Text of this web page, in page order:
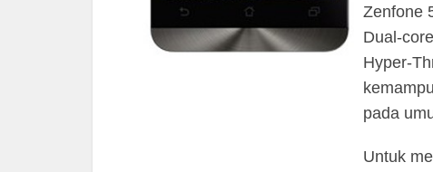
Zenfone
Dual-
Hyper-
pada
Untuk